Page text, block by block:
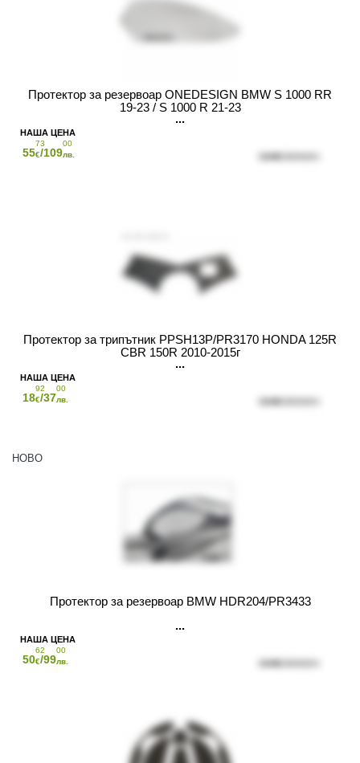
Протектор за резервоар ONEDESIGN BMW S 1000 RR
19-23 / S 1000 R 21-23
55
73
€/109
00
лв.
Протектор за трипътник PPSH13P/PR3170 HONDA 125R
CBR 150R 2010-2015г
18
92
€/37
00
лв.
НОВО
Протектор за резервоар BMW HDR204/PR3433
50
62
€/99
00
лв.